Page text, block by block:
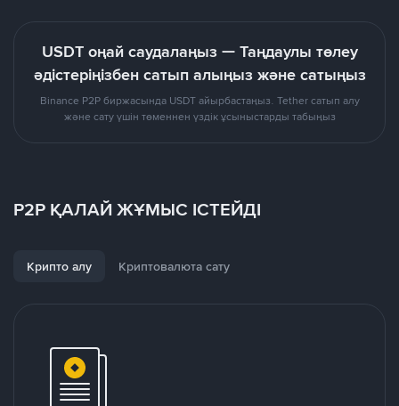
USDT оңай саудалаңыз — Таңдаулы төлеу
әдістеріңізбен сатып алыңыз және сатыңыз
Binance P2P биржасында USDT айырбастаңыз. Tether сатып алу
және сату үшін төменнен үздік ұсыныстарды табыңыз
P2P ҚАЛАЙ ЖҰМЫС ІСТЕЙДІ
Крипто алу Криптовалюта сату